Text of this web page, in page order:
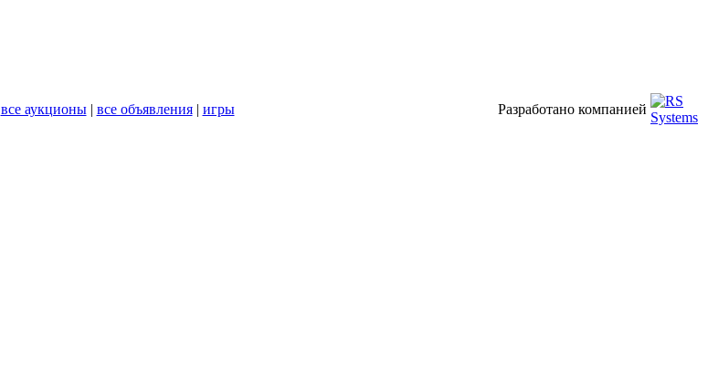
все аукционы| все объявления| игры Разработано компанией